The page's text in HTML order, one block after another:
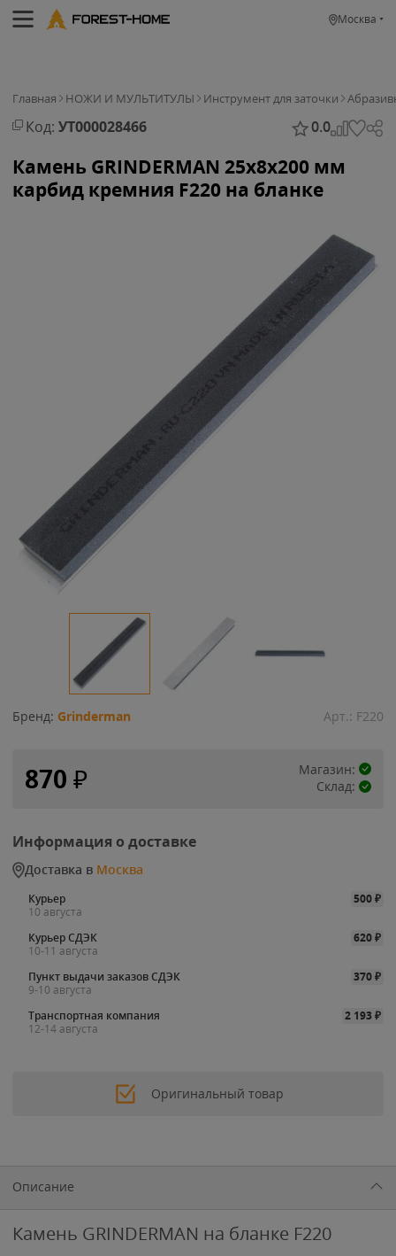
Москва
Главная НОЖИ И МУЛЬТИТУЛЫ Инструмент для заточки
Код: УТ000028466 0.0
Камень GRINDERMAN 25х8х200 мм
карбид кремния F220 на бланке
Бренд: Grinderman Арт.: F220
870 ₽
Магазин:
Склад:
Информация о доставке
Доставка в Москва
Курьер 500₽
10 августа
Курьер СДЭК
620₽
10-11 августа
Пункт выдачи заказов СДЭК
370₽
9-10 августа
Транспортная компания
2 193₽
12-14 августа
Оригинальный товар
Описание
Камень GRINDERMAN на бланке F220